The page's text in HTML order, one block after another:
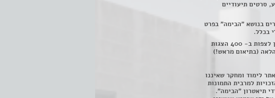
סרטים תיעודיים
בנושא "הבימה" בפרט
בכלל.
חדר הצפייה מרווח ובו ניתן לצפות ב- 400 הצגות
(בתיאום מראש!)
לימוד ומחקר שאיננו
למרבית התמונות
תיאטרון "הבימה".